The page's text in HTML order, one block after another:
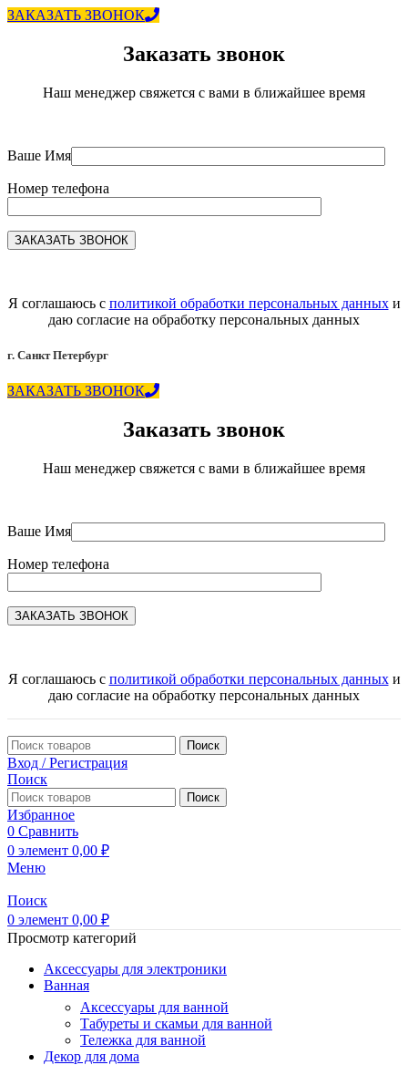
ЗАКАЗАТЬ ЗВОНОК
Заказать звонок
Наш менеджер свяжется с вами в ближайшее время
Ваше Имя
Номер телефона
Я соглашаюсь с политикой обработки персональных данныхи
даю согласие на обработку персональных данных
г. Санкт Петербург
ЗАКАЗАТЬ ЗВОНОК
Заказать звонок
Наш менеджер свяжется с вами в ближайшее время
Ваше Имя
Номер телефона
Я соглашаюсь с политикой обработки персональных данныхи
даю согласие на обработку персональных данных
Поиск
Вход / Регистрация
Поиск
Поиск
Избранное
0 Сравнить
0 элемент 0,00 ₽
Меню
Поиск
0 элемент 0,00 ₽
Просмотр категорий
Аксессуары для электроники
Ванная
Аксессуары для ванной
Табуреты и скамьи для ванной
Тележка для ванной
Декор для дома